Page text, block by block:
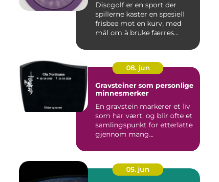
Discgolf er en sport der
spillerne kaster en spesiell
frisbee mot en kurv, med
mål om å bruke færres...
08. jun
Gravsteiner som personlige
minnesmerker
En gravstein markerer et liv
som har vært, og blir ofte et
samlingspunkt for etterlatte
gjennom mang...
05. jun